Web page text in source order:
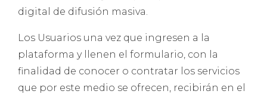
digital de difusión masiva.
Los Usuarios una vez que ingresen a la
plataforma y llenen el formulario, con la
finalidad de conocer o contratar los servicios
que por este medio se ofrecen, recibirán en el